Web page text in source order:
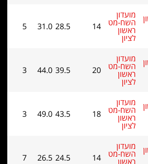
מט 14
31.0
5
מט 20
44.0
3
מט 18
49.0
3
מט 14
26.5
7